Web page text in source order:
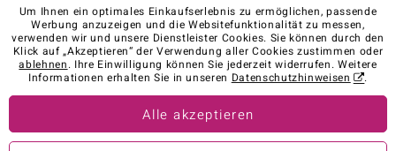
Karriere AGB Datenschutz Cookies
Impressum
Kontakt
Vertrag widerrufen
Visit our stores in other countries:
Um Ihnen ein optimales Einkaufserlebnis zu ermöglichen, passende
Werbung anzuzeigen und die Websitefunktionalität zu messen,
verwenden wir und unsere Dienstleister Cookies. Sie können durch den
Klick auf „Akzeptieren“ der Verwendung aller Cookies zustimmen oder
ablehnen. Ihre Einwilligung können Sie jederzeit widerrufen. Weitere
Informationen erhalten Sie in unseren Datenschutzhinweisen .
Alle akzeptieren